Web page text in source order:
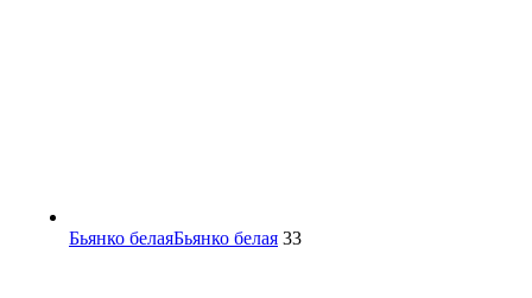
Бьянко белаяБьянко белая 33